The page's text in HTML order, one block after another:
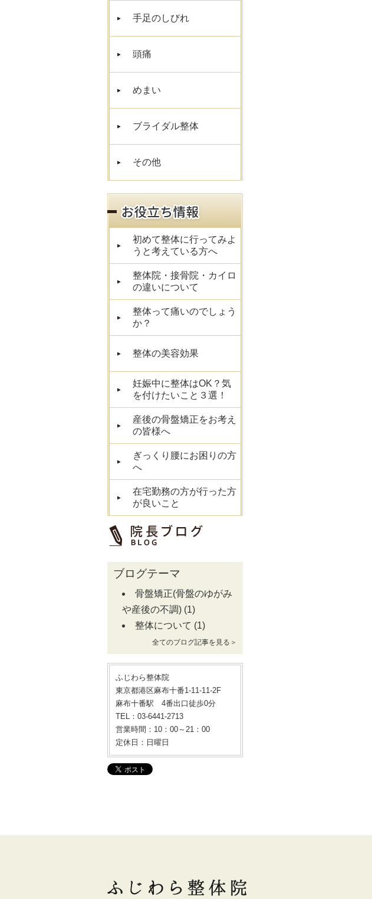
手足のしびれ
頭痛
めまい
ブライダル整体
その他
初めて整体に行ってみよ
うと考えている方へ
整体院・接骨院・カイロ
の違いについて
整体って痛いのでしょう
か？
整体の美容効果
妊娠中に整体はOK？気
を付けたいこと３選！
産後の骨盤矯正をお考え
の皆様へ
ぎっくり腰にお困りの方
へ
在宅勤務の方が行った方
が良いこと
ブログテーマ
骨盤矯正(骨盤のゆがみ
や産後の不調) (1)
整体について (1)
全てのブログ記事を見る＞
ふじわら整体院
東京都港区麻布十番1-11-11-2F
麻布十番駅 4番出口徒歩0分
TEL：03-6441-2713
営業時間：10：00～21：00
定休日：日曜日